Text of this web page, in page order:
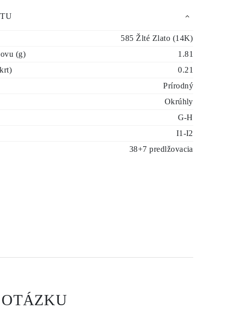
585 Žlté Zlato (14K)
(g)
1.81
0.21
Prírodný
Okrúhly
G-H
I1-I2
38+7 predlžovacia